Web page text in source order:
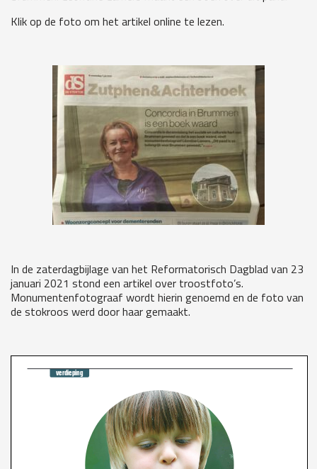
Klik op de foto om het artikel online te lezen.
In de zaterdagbijlage van het Reformatorisch Dagblad van 23
januari 2021 stond een artikel over troostfoto’s.
Monumentenfotograaf wordt hierin genoemd en de foto van
de stokroos werd door haar gemaakt.